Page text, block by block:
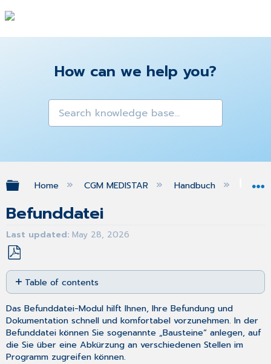
How can we help you?
Expand/collapse global hierarchy
Home CGM MEDISTAR Handbuch
Befunddatei
Last updated May 28, 2026
Save
as
PDF
Table of contents
von
Befunden
Das Befunddatei-Modul hilft Ihnen, Ihre Befundung und
Dokumentation schnell und komfortabel vorzunehmen. In der
Befunddatei können Sie sogenannte „Bausteine“ anlegen, auf
die Sie über eine Abkürzung an verschiedenen Stellen im
Programm zugreifen können.